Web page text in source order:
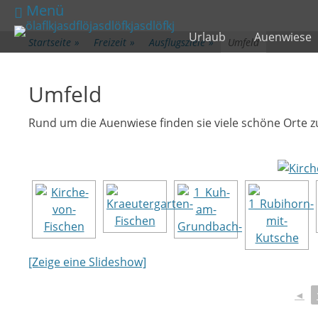
Primäres Menü
Zum
Inhalt
springen
Menü
Urlaub Auenwiese
Startseite » Freizeit » Ausflugsziele » Umfeld
Umfeld
Rund um die Auenwiese finden sie viele schöne
[Zeige eine Slideshow]
◄